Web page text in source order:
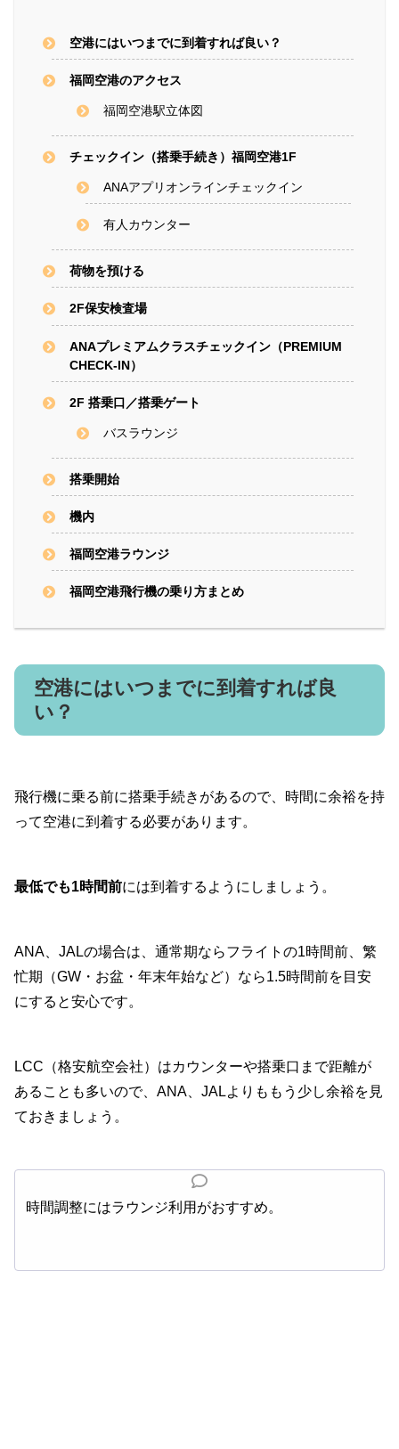
空港にはいつまでに到着すれば良い？
福岡空港のアクセス
福岡空港駅立体図
チェックイン（搭乗手続き）福岡空港1F
ANAアプリオンラインチェックイン
有人カウンター
荷物を預ける
2F保安検査場
ANAプレミアムクラスチェックイン（PREMIUM
CHECK-IN）
2F 搭乗口／搭乗ゲート
バスラウンジ
搭乗開始
機内
福岡空港ラウンジ
福岡空港飛行機の乗り方まとめ
空港にはいつまでに到着すれば良
い？
飛行機に乗る前に搭乗手続きがあるので、時間に余裕を持
って空港に到着する必要があります。
最低でも1時間前には到着するようにしましょう。
ANA、JALの場合は、通常期ならフライトの1時間前、繁
忙期（GW・お盆・年末年始など）なら1.5時間前を目安
にすると安心です。
LCC（格安航空会社）はカウンターや搭乗口まで距離が
あることも多いので、ANA、JALよりももう少し余裕を見
ておきましょう。
時間調整にはラウンジ利用がおすすめ。